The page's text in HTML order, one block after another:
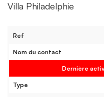
Villa Philadelphie
Réf
Nom du contact
Dernière
Type